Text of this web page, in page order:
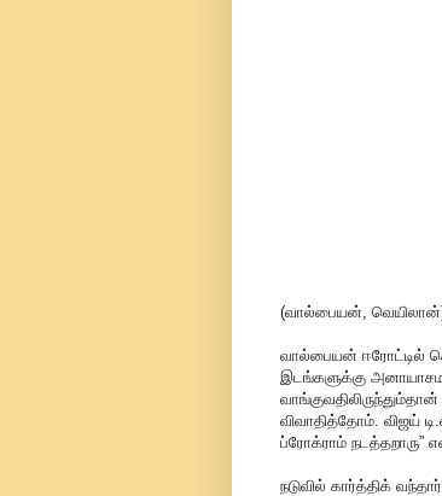
(வால்பையன்,
வால்பையன் ஈரோட்டில்
இடங்களுக்கு
விவாதித்தோம். விஜய்
ப்ரோக்ராம் நடத்தறாரு”
நடுவில் கார்த்திக்